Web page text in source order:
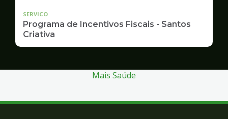
SERVICO
Programa de Incentivos Fiscais - Santos
Criativa
Mais Saúde